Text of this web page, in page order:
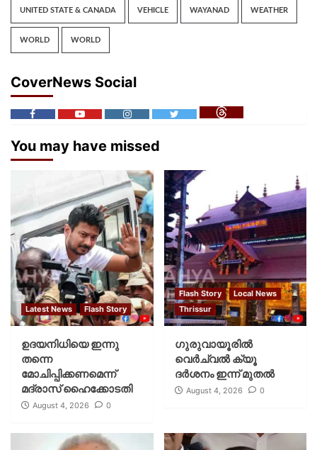
UNITED STATE & CANADA VEHICLE WAYANAD WEATHER
WORLD WORLD
CoverNews Social
You may have missed
Latest News Flash Story
ഉദയനിധിയെ ഇന്നു
തന്നെ
മോചിപ്പിക്കണമെന്ന്
മദ്രാസ് ഹൈക്കോടതി
August 4, 2026 0
Flash Story
Local News
Thrissur
ഗുരുവായൂരില്‍
വെര്‍ച്വല്‍ ക്യൂ
ദര്‍ശനം ഇന്ന് മുതല്‍
August 4, 2026 0